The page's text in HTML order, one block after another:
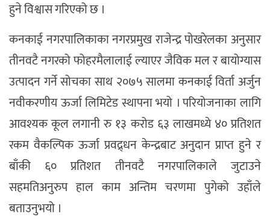
हुने विश्वास गरिएको छ ।
कनकाई नगरपालिकाका नगरप्रमुख राजेन्द्र पोखरेलका अनुसार
तीनवटै नगरको फोहरमैलालाई ल्याएर जैविक मल र बायोग्यास
उत्पादन गर्ने सोचका साथ २०७५ सालमा कनकाई विर्ता अर्जुन
नवीकरणीय ऊर्जा लिमिटेड स्थापना भयो । परियोजनाका लागि
आवश्यक कूल लगानी रु १३ करोड ६३ लाखमध्ये ४० प्रतिशत
रकम वैकल्पिक ऊर्जा प्रवद्र्धन केन्द्रबाट अनुदान प्राप्त हुने र
बाँकी ६० प्रतिशत तीनवटै नगरपालिकाले जुटाउने
सहमतिअनुरुप हाल काम अन्तिम चरणमा पुगेको उहाँले
बताउनुभयो ।